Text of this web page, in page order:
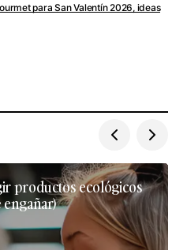
para San Valentín 2026, ideas
productos ecológicos
engañar)